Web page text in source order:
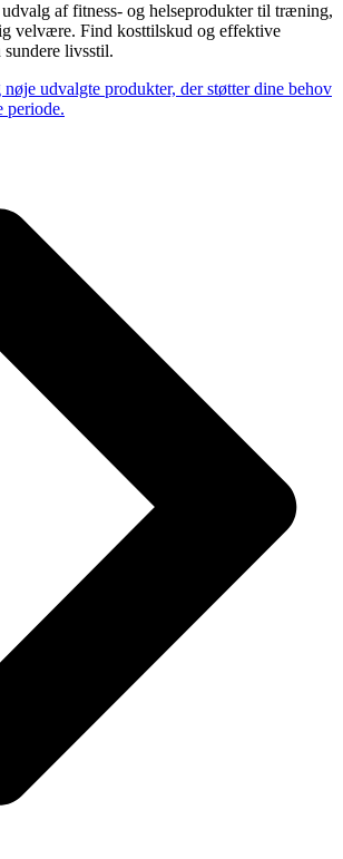
af fitness- og helseprodukter til træning,
velvære. Find kosttilskud og effektive
livsstil.
udvalgte produkter, der støtter dine behov
periode.